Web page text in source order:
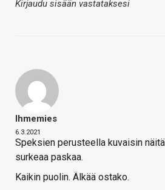
Kirjaudu sisään vastataksesi
Ihmemies
6.3.2021
Speksien perusteella kuvaisin
surkeaa paskaa.
Kaikin puolin. Älkää ostako.